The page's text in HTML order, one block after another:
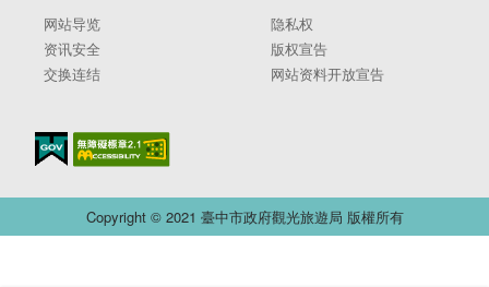
网站导览
隐私权
资讯安全
版权宣告
交换连结
网站资料开放宣告
Copyright © 2021 臺中市政府觀光旅遊局 版權所有